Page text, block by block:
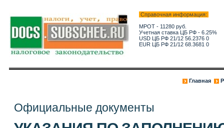
Справочная информация:
МРОТ - 11280 руб.
Учетная ставка ЦБ РФ - 6.25%
USD ЦБ РФ 21/12 56.2376 0
EUR ЦБ РФ 21/12 68.3681 0
Главная
Официальные документы